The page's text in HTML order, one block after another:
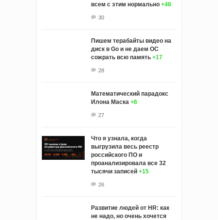
всем с этим нормально +46
30
Пишем терабайты видео на
диск в Go и не даем ОС
сожрать всю память +17
28
Математический парадокс
Илона Маска +6
27
Что я узнала, когда
выгрузила весь реестр
российского ПО и
проанализировала все 32
тысячи записей +15
26
Развитие людей от HR: как
не надо, но очень хочется